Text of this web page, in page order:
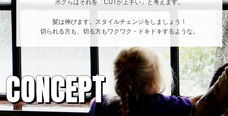
ボクらはそれを「CUTが上手い」と考えます。
髪は伸びます。スタイルチェンジをしましょう！
切られる方も、切る方もワクワク・ドキドキするような。
CONCEPT